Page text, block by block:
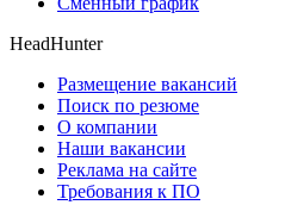
HeadHunter
Размещение вакансий
Поиск по резюме
О компании
Наши вакансии
Реклама на сайте
Требования к ПО